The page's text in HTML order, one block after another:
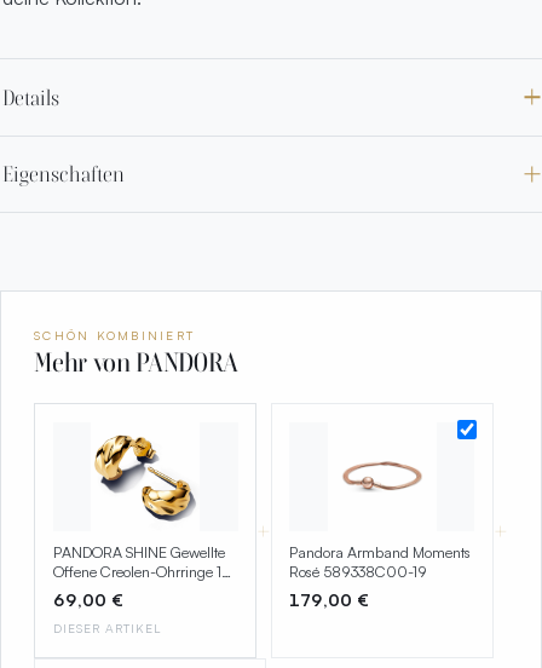
Details
Eigenschaften
SCHÖN KOMBINIERT
Mehr von PANDORA
PANDORA SHINE Gewellte
Offene Creolen-Ohrringe 14
Karat Vergoldung
263873C00
69,00 €
DIESER ARTIKEL
+
Pandora Armband Moments
Rosé 589338C00-19
179,00 €
+